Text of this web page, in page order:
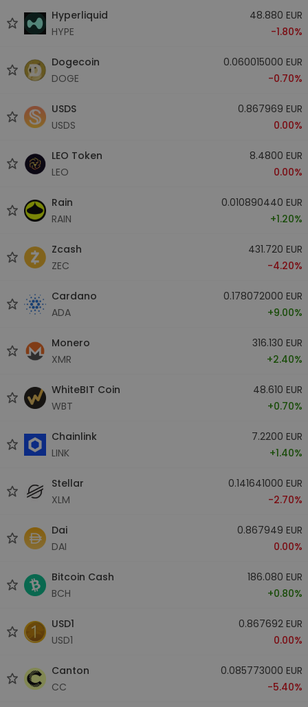
Hyperliquid
HYPE
48.880 EUR
-1.80%
Dogecoin
DOGE
0.060015000 EUR
-0.70%
USDS
USDS
0.867969 EUR
0.00%
LEO Token
LEO
8.4800 EUR
0.00%
Rain
RAIN
0.010890440 EUR
+1.20%
Zcash
ZEC
431.720 EUR
-4.20%
Cardano
ADA
0.178072000 EUR
+9.00%
Monero
XMR
316.130 EUR
+2.40%
WhiteBIT Coin
WBT
48.610 EUR
+0.70%
Chainlink
LINK
7.2200 EUR
+1.40%
Stellar
XLM
0.141641000 EUR
-2.70%
Dai
DAI
0.867949 EUR
0.00%
Bitcoin Cash
BCH
186.080 EUR
+0.80%
USD1
USD1
0.867692 EUR
0.00%
Canton
CC
0.085773000 EUR
-5.40%